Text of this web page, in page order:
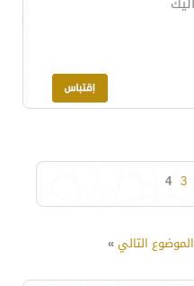
3
4
الموضوع التالي»